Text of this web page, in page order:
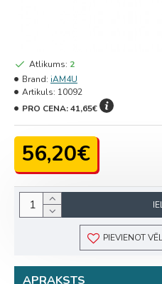
56,20€
Atlikums: 2
Brand: iAM4U
Artikuls: 10092
PRO CENA:41,65€
PIEVIENOT
APRAKSTS